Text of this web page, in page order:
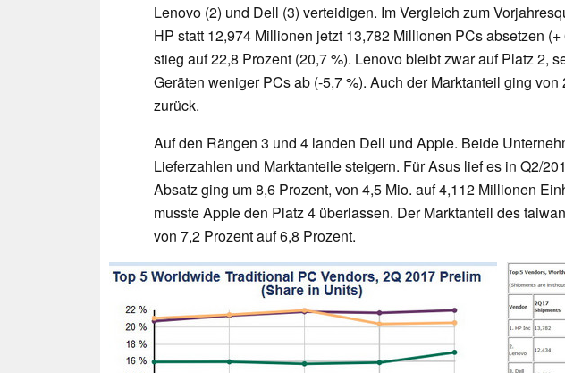
Lenovo (2) und Dell (3) verteidigen. Im Vergleich zum
HP statt 12,974 Millionen jetzt 13,782 Millionen PCs absetzen
stieg auf 22,8 Prozent (20,7 %). Lenovo bleibt zwar auf Platz 2,
Geräten weniger PCs ab (-5,7 %). Auch der Marktanteil ging von
zurück.
Auf den Rängen 3 und 4 landen Dell und Apple. Beide
Lieferzahlen und Marktanteile steigern. Für Asus lief es in Q2/
Absatz ging um 8,6 Prozent, von 4,5 Mio. auf 4,112 Millionen
musste Apple den Platz 4 überlassen. Der Marktanteil des
von 7,2 Prozent auf 6,8 Prozent.